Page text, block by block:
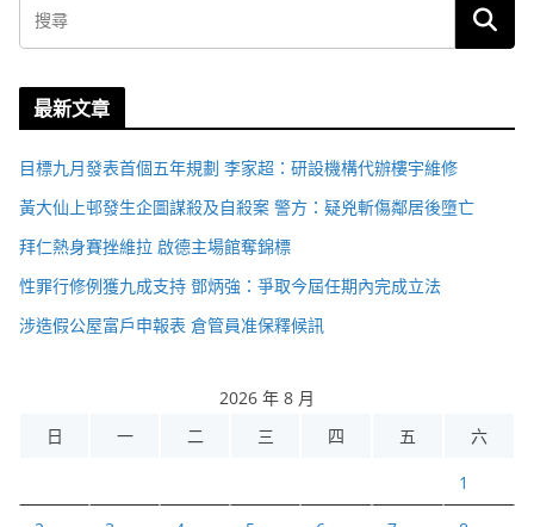
最新文章
目標九月發表首個五年規劃 李家超：研設機構代辦樓宇維修
黃大仙上邨發生企圖謀殺及自殺案 警方：疑兇斬傷鄰居後墮亡
拜仁熱身賽挫維拉 啟德主場館奪錦標
性罪行修例獲九成支持 鄧炳強：爭取今屆任期內完成立法
涉造假公屋富戶申報表 倉管員准保釋候訊
2026 年 8 月
日
一 二 三 四 五 六
1